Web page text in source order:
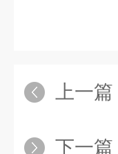
上一篇
下一篇